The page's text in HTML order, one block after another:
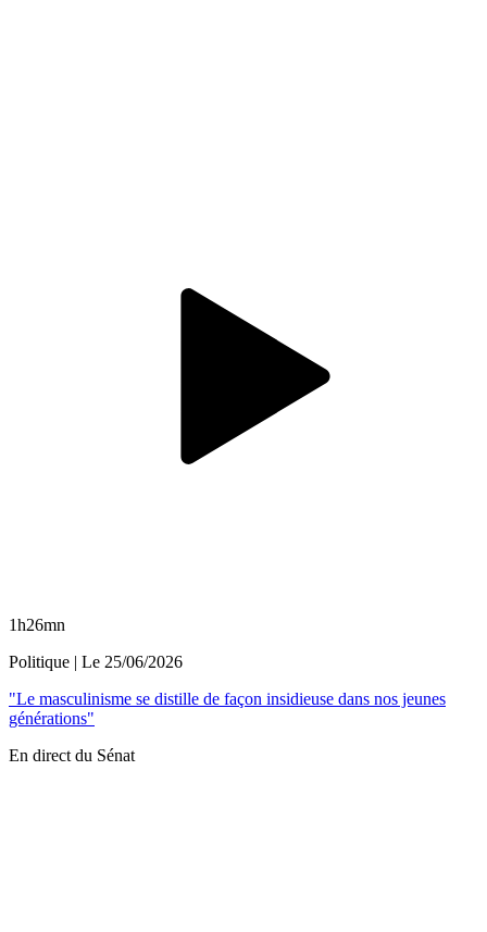
1h26mn
Politique | Le 25/06/2026
"Le masculinisme se distille de façon insidieuse dans nos jeunes
générations"
En direct du Sénat